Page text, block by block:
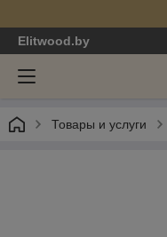
Elitwood.by
Товары и услуги